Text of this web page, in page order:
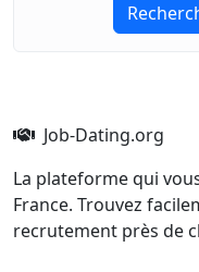
Job-Dating.org
La plateforme qui
France. Trouvez
recrutement près de